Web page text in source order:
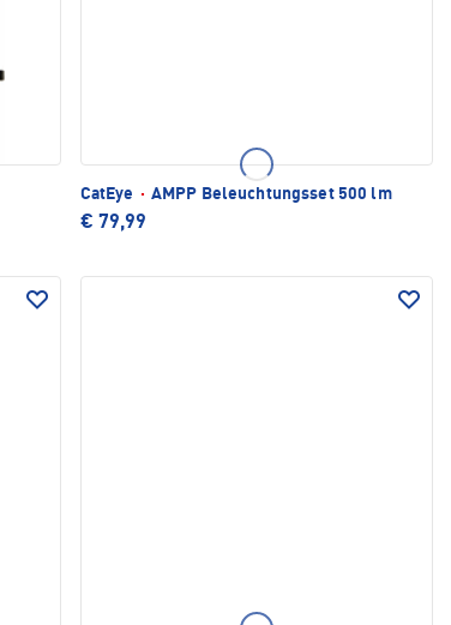
CatEye · AMPP Beleuchtungsset 500 lm
€ 79,99